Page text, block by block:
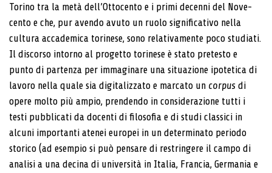
Torino tra la metà dell’Ottocento e i primi decenni del Nove­
cento e che, pur avendo avuto un ruolo significativo nella
cultura accademica torinese, sono relativamente poco studiati.
Il discorso intorno al progetto torinese è stato pretesto e
punto di partenza per immaginare una situazione ipotetica di
lavoro nella quale sia digita­lizzato e marcato un corpus di
opere molto più ampio, prendendo in considerazione tutti i
testi pubblicati da docenti di filosofia e di studi classici in
alcuni impor­tanti atenei europei in un determinato periodo
storico (ad esempio si può pensare di restringere il campo di
analisi a una decina di università in Italia, Francia, Germania e